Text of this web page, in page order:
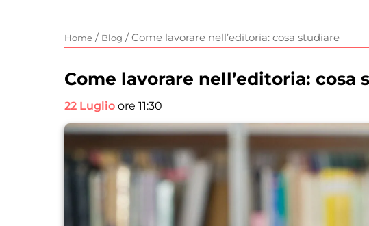
Home / Blog / Come lavorare nell’editoria: cosa studiare
Come lavorare nell’editoria: cosa
22 Luglio ore 11:30